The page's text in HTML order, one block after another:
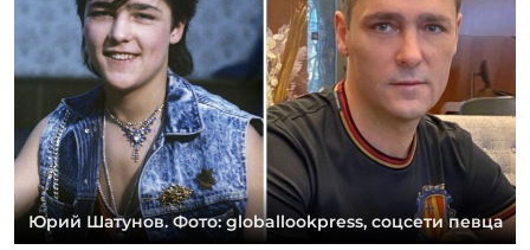
Юрий Шатунов. Фото: globallookpress, соцсети певца